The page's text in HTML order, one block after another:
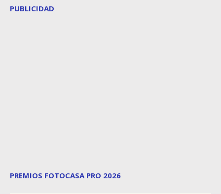
PUBLICIDAD
PREMIOS FOTOCASA PRO 2026